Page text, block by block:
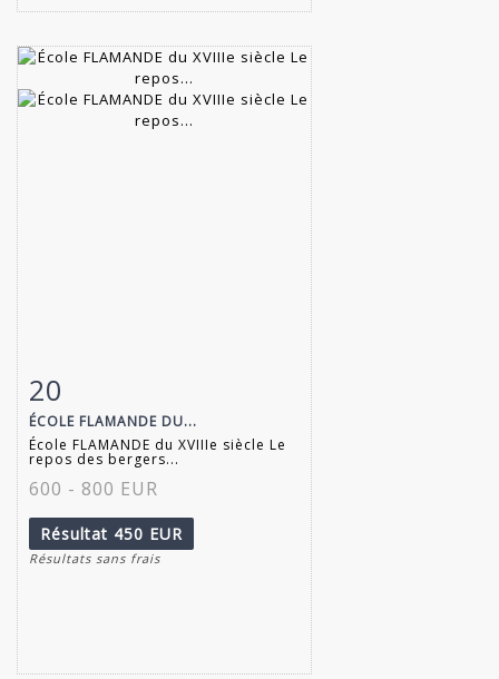
Fiche détaillée
20
ÉCOLE FLAMANDE DU...
École FLAMANDE du XVIIIe siècle Le
repos des bergers...
600 - 800 EUR
Résultat 450 EUR
Résultats sans frais